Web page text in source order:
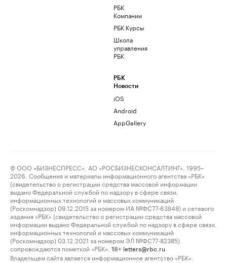
РБК
Компании
РБК Курсы
Школа
управления
РБК
РБК
Новости
iOS
Android
AppGallery
© ООО «БИЗНЕСПРЕСС», АО «РОСБИЗНЕСКОНСАЛТИНГ», 1995–
2026. Сообщения и материалы информационного агентства «РБК»
(свидетельство о регистрации средства массовой информации
выдано Федеральной службой по надзору в сфере связи,
информационных технологий и массовых коммуникаций
(Роскомнадзор) 09.12.2015 за номером ИА №ФС77-63848) и сетевого
издания «РБК» (свидетельство о регистрации средства массовой
информации выдано Федеральной службой по надзору в сфере связи,
информационных технологий и массовых коммуникаций
(Роскомнадзор) 03.12.2021 за номером ЭЛ №ФС77-82385)
сопровождаются пометкой «РБК».
18+ letters@rbc.ru
Владельцем сайта является информационное агентство «РБК».